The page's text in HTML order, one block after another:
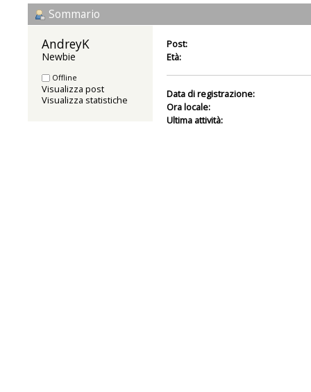
Sommario
AndreyK
Newbie
Offline
Visualizza post
Visualizza statistiche
Post:
Età:
Data di registrazione:
Ora locale:
Ultima attività: